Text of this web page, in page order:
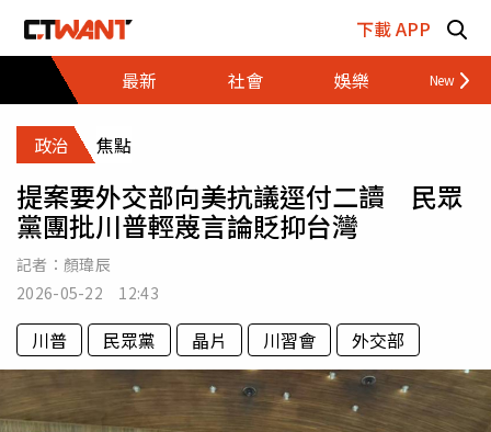
下載 APP
最新
社會 娛樂 財經
政治 焦點
提案要外交部向美抗議逕付二讀 民眾
黨團批川普輕蔑言論貶抑台灣
記者： 顏瑋辰
2026-05-22 12:43
川普 民眾黨 晶片 川習會 外交部